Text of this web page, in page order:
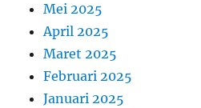
Mei 2025
April 2025
Maret 2025
Februari 2025
Januari 2025